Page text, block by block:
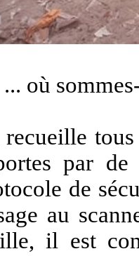
où
par de
de
au
il est